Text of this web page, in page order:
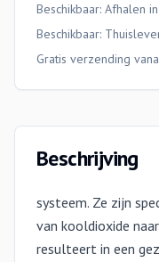
Beschikbaar: Afhalen
Beschikbaar:
Gratis verzending
Beschrijving
systeem. Ze zijn
van kooldioxide
resulteert in een